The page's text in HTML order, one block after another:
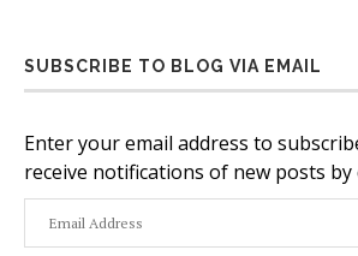
SUBSCRIBE TO BLOG VIA EMAIL
Enter your email address to
receive notifications of new posts by
Email
Address